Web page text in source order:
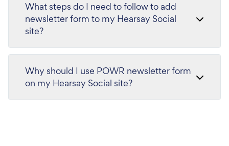
What steps do I need to follow to add
newsletter form to my Hearsay Social
site?
Why should I use POWR newsletter form
on my Hearsay Social site?